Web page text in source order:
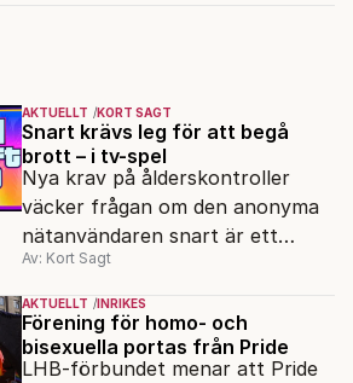
AKTUELLT KORT SAGT
Snart krävs leg för att begå
brott – i tv-spel
Nya krav på ålderskontroller
väcker frågan om den anonyma
nätanvändaren snart är ett
minne blott.
Av: Kort Sagt
AKTUELLT INRIKES
Förening för homo- och
bisexuella portas från Pride
LHB-förbundet menar att Pride